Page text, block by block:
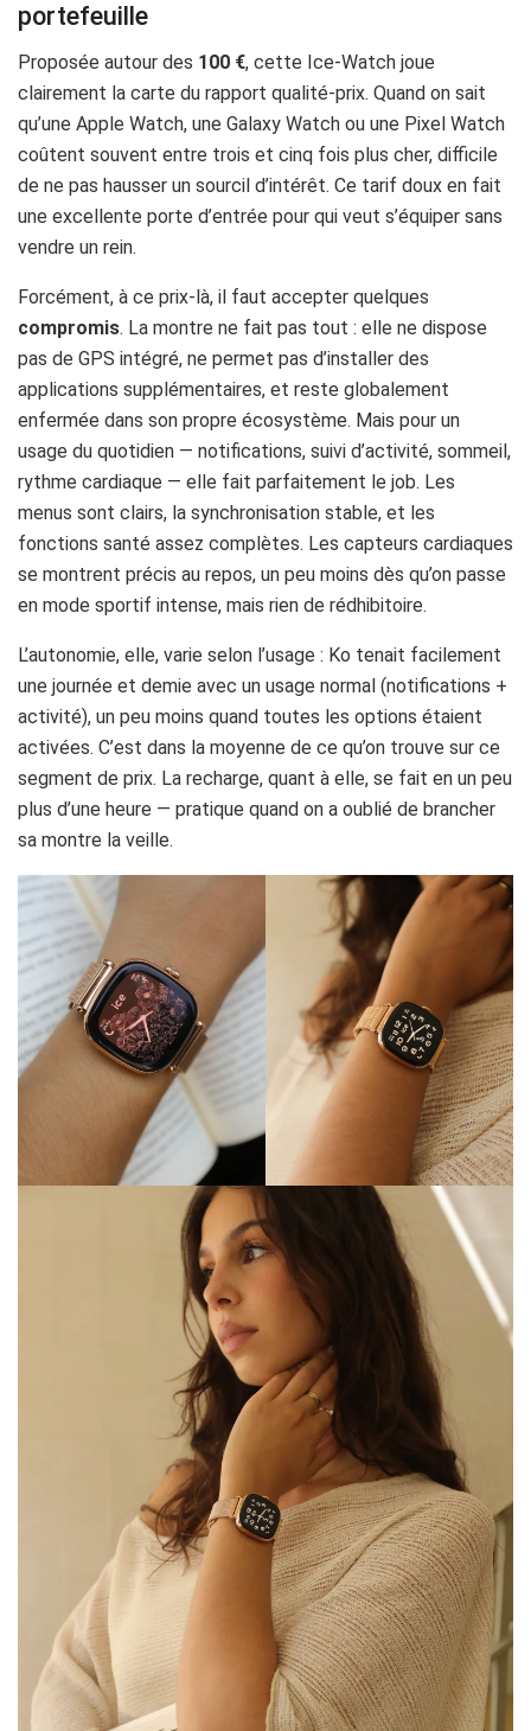
portefeuille
Proposée autour des 100 €, cette Ice-Watch joue
clairement la carte du rapport qualité-prix. Quand on sait
qu’une Apple Watch, une Galaxy Watch ou une Pixel Watch
coûtent souvent entre trois et cinq fois plus cher, difficile
de ne pas hausser un sourcil d’intérêt. Ce tarif doux en fait
une excellente porte d’entrée pour qui veut s’équiper sans
vendre un rein.
Forcément, à ce prix-là, il faut accepter quelques
compromis. La montre ne fait pas tout : elle ne dispose
pas de GPS intégré, ne permet pas d’installer des
applications supplémentaires, et reste globalement
enfermée dans son propre écosystème. Mais pour un
usage du quotidien — notifications, suivi d’activité, sommeil,
rythme cardiaque — elle fait parfaitement le job. Les
menus sont clairs, la synchronisation stable, et les
fonctions santé assez complètes. Les capteurs cardiaques
se montrent précis au repos, un peu moins dès qu’on passe
en mode sportif intense, mais rien de rédhibitoire.
L’autonomie, elle, varie selon l’usage : Ko tenait facilement
une journée et demie avec un usage normal (notifications +
activité), un peu moins quand toutes les options étaient
activées. C’est dans la moyenne de ce qu’on trouve sur ce
segment de prix. La recharge, quant à elle, se fait en un peu
plus d’une heure — pratique quand on a oublié de brancher
sa montre la veille.